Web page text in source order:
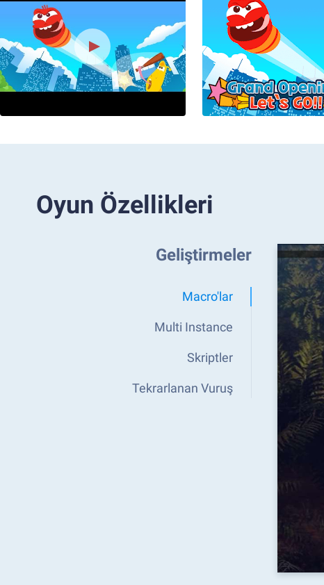
Oyun Özellikleri
Geliştirmeler
Macro'lar
Multi Instance
Skriptler
Tekrarlanan Vuruş